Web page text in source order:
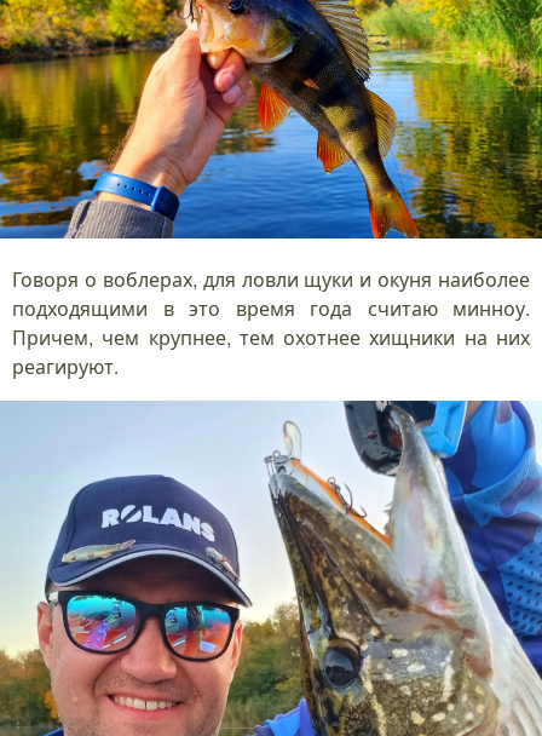
Говоря о воблерах, для ловли щуки и окуня наиболее
подходящими в это время года считаю минноу.
Причем, чем крупнее, тем охотнее хищники на них
реагируют.